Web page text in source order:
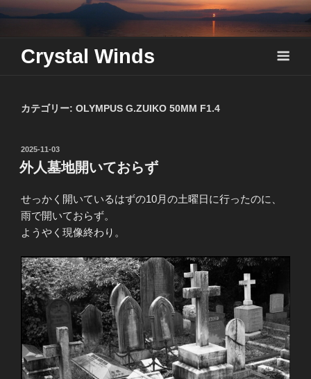
Skip
content
Crystal Winds
カテゴリー: OLYMPUS G.ZUIKO 50MM F1.4
投
稿
日:
2025-11-03
外人墓地開いておらず
せっかく開いているはずの10月の土曜日に行ったのに、
雨で開いておらず。
ようやく現像終わり。